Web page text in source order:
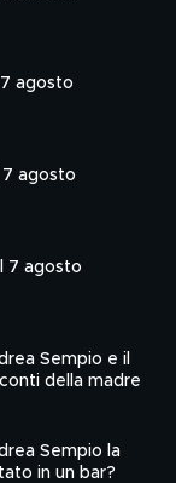
agosto
7 agosto
7 agosto
Sempio e il
della madre
Sempio la
in un bar?